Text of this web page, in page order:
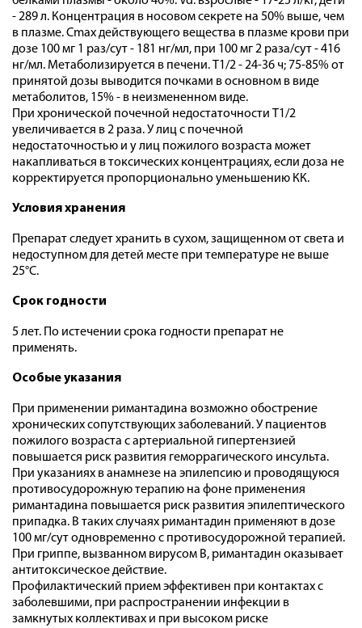
- 289 л. Концентрация в носовом секрете на 50% выше, чем
в плазме. Сmax действующего вещества в плазме крови при
дозе 100 мг 1 раз/сут - 181 нг/мл, при 100 мг 2 раза/сут - 416
нг/мл. Метаболизируется в печени. T1/2 - 24-36 ч; 75-85% от
принятой дозы выводится почками в основном в виде
метаболитов, 15% - в неизмененном виде.
При хронической почечной недостаточности T1/2
увеличивается в 2 раза. У лиц с почечной
недостаточностью и у лиц пожилого возраста может
накапливаться в токсических концентрациях, если доза не
корректируется пропорционально уменьшению КК.
Условия хранения
Препарат следует хранить в сухом, защищенном от света и
недоступном для детей месте при температуре не выше
25°С.
Срок годности
5 лет. По истечении срока годности препарат не
применять.
Особые указания
При применении римантадина возможно обострение
хронических сопутствующих заболеваний. У пациентов
пожилого возраста с артериальной гипертензией
повышается риск развития геморрагического инсульта.
При указаниях в анамнезе на эпилепсию и проводящуюся
противосудорожную терапию на фоне применения
римантадина повышается риск развития эпилептического
припадка. В таких случаях римантадин применяют в дозе
100 мг/сут одновременно с противосудорожной терапией.
При гриппе, вызванном вирусом В, римантадин оказывает
антитоксическое действие.
Профилактический прием эффективен при контактах с
заболевшими, при распространении инфекции в
замкнутых коллективах и при высоком риске